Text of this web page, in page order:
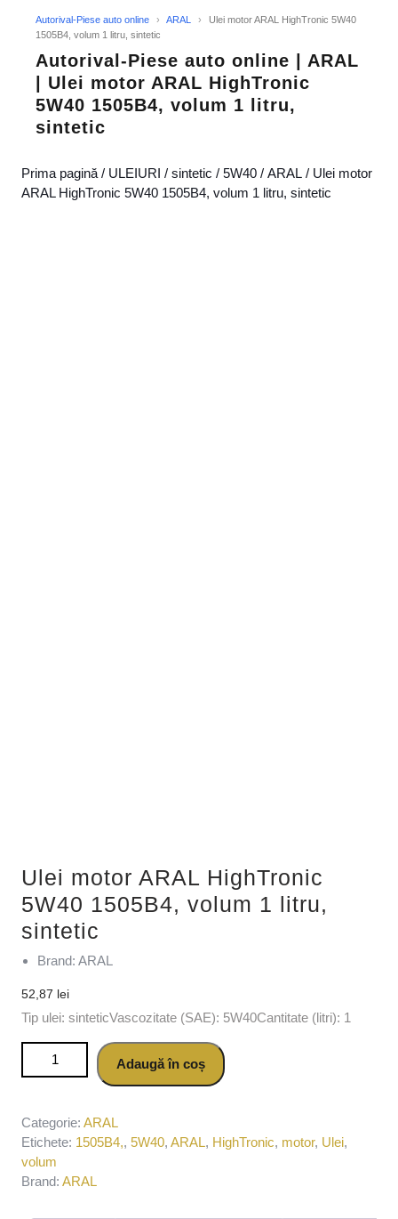
Autorival-Piese auto online › ARAL ›
Ulei motor ARAL HighTronic 5W40
1505B4, volum 1 litru, sintetic
Autorival-Piese auto online | ARAL
| Ulei motor ARAL HighTronic
5W40 1505B4, volum 1 litru,
sintetic
Prima pagină / ULEIURI / sintetic / 5W40 / ARAL / Ulei motor
ARAL HighTronic 5W40 1505B4, volum 1 litru, sintetic
Ulei motor ARAL HighTronic
5W40 1505B4, volum 1 litru,
sintetic
Brand: ARAL
52,87 lei
Tip ulei: sinteticVascozitate (SAE): 5W40Cantitate (litri): 1
Cantitate Ulei motor ARAL HighTronic 5W40 1505B4, volum 1
Adaugă în coș
Categorie: ARAL
Etichete: 1505B4,, 5W40, ARAL, HighTronic, motor, Ulei,
volum
Brand: ARAL